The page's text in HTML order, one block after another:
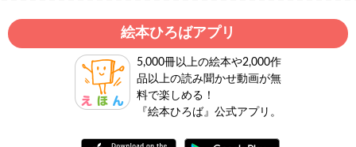
絵本ひろばアプリ
5,000冊以上の絵本や2,000作
品以上の読み聞かせ動画が無
料で楽しめる！
『絵本ひろば』公式アプリ。